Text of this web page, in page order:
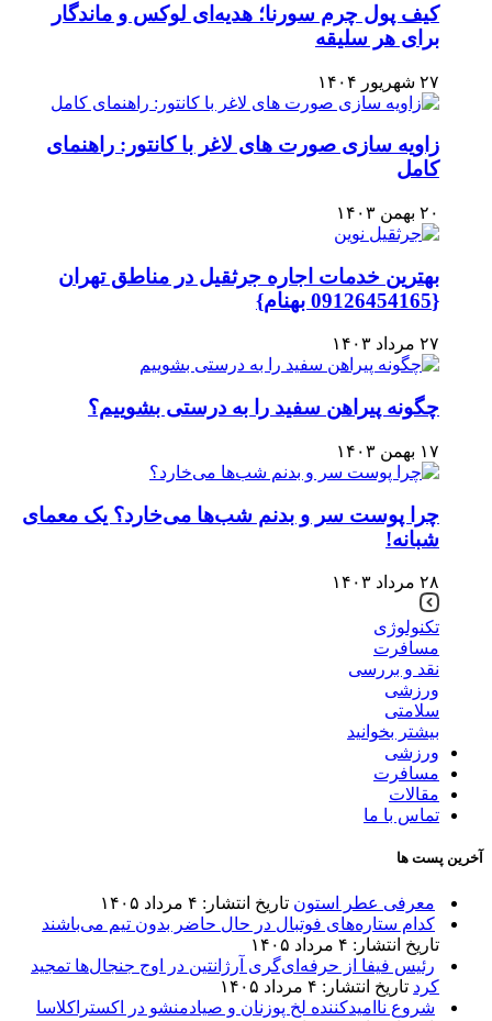
کیف پول چرم سورنا؛ هدیه‌ای لوکس و ماندگار
برای هر سلیقه
۲۷ شهریور ۱۴۰۴
زاویه سازی صورت های لاغر با کانتور: راهنمای
کامل
۲۰ بهمن ۱۴۰۳
بهترین خدمات اجاره جرثقیل در مناطق تهران
{09126454165 بهنام}
۲۷ مرداد ۱۴۰۳
چگونه پیراهن سفید را به درستی بشوییم؟
۱۷ بهمن ۱۴۰۳
چرا پوست سر و بدنم شب‌ها می‌خارد؟ یک معمای
شبانه!
۲۸ مرداد ۱۴۰۳
تکنولوژی
مسافرت
نقد و بررسی
ورزشی
سلامتی
بیشتر بخوانید
ورزشی
مسافرت
مقالات
تماس با ما
آخرین پست ها
معرفی عطر استون تاریخ انتشار: ۴ مرداد ۱۴۰۵
کدام ستاره‌های فوتبال در حال حاضر بدون تیم می‌باشند
تاریخ انتشار: ۴ مرداد ۱۴۰۵
رئیس فیفا از حرفه‌ای‌گری آرژانتین در اوج جنجال‌ها تمجید
کرد تاریخ انتشار: ۴ مرداد ۱۴۰۵
شروع ناامیدکننده لخ پوزنان و صیادمنشو در اکستراکلاسا